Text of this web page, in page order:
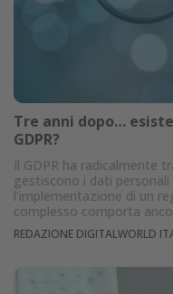
Tre anni dopo…
GDPR?
Il GDPR ha radicalmente
gestiscono i dati
l'implementazione di un
complesso comporta
REDAZIONE DIGITALWORLD